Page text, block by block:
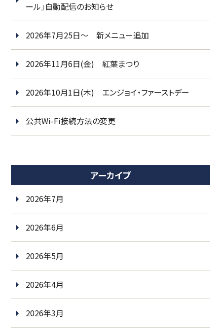
ール」自動配信のお知らせ
2026年7月25日～ 新メニュー追加
2026年11月6日(金) 紅葉まつり
2026年10月1日(木) エンジョイ・ファーストデー
公共Wi-Fi接続方法の変更
アーカイブ
2026年7月
2026年6月
2026年5月
2026年4月
2026年3月